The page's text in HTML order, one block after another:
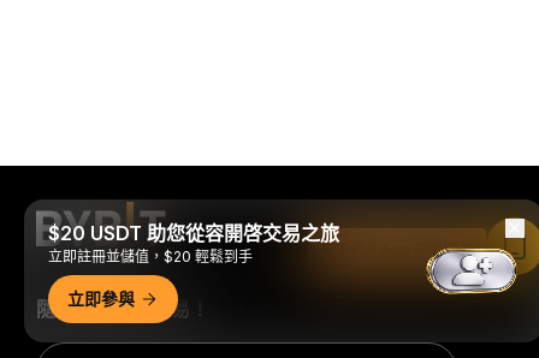
隨時隨地進行交易！
$20 USDT 助您從容開啓交易之旅
立即註冊並儲值，$20 輕鬆到手
立即參與
在 Bybit App 中閱讀